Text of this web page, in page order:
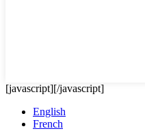
[javascript][/javascript]
English
French